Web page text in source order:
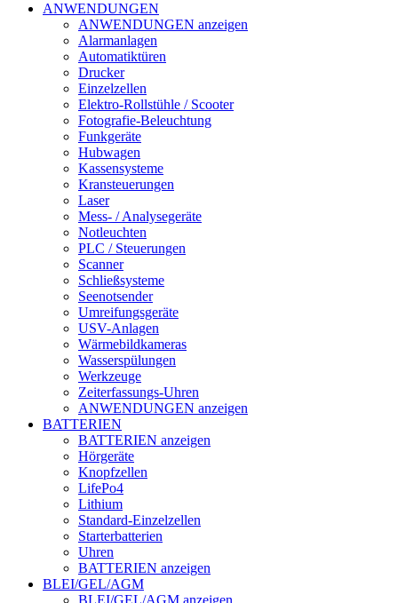
ANWENDUNGEN
ANWENDUNGEN anzeigen
Alarmanlagen
Automatiktüren
Drucker
Einzelzellen
Elektro-Rollstühle / Scooter
Fotografie-Beleuchtung
Funkgeräte
Hubwagen
Kassensysteme
Kransteuerungen
Laser
Mess- / Analysegeräte
Notleuchten
PLC / Steuerungen
Scanner
Schließsysteme
Seenotsender
Umreifungsgeräte
USV-Anlagen
Wärmebildkameras
Wasserspülungen
Werkzeuge
Zeiterfassungs-Uhren
ANWENDUNGEN anzeigen
BATTERIEN
BATTERIEN anzeigen
Hörgeräte
Knopfzellen
LifePo4
Lithium
Standard-Einzelzellen
Starterbatterien
Uhren
BATTERIEN anzeigen
BLEI/GEL/AGM
BLEI/GEL/AGM anzeigen